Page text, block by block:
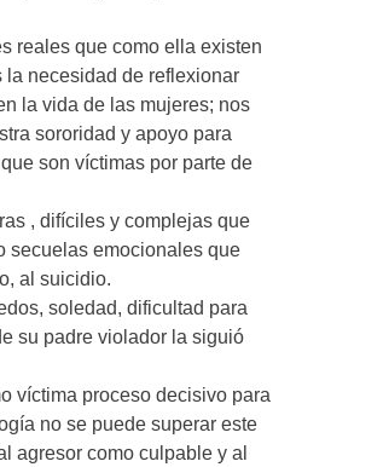
reales que como ella existen
la necesidad de reflexionar
la vida de las mujeres; nos
sororidad y apoyo para
son víctimas por parte de
, difíciles y complejas que
secuelas emocionales que
al suicidio.
soledad, dificultad para
su padre violador la siguió
víctima proceso decisivo para
no se puede superar este
agresor como culpable y al